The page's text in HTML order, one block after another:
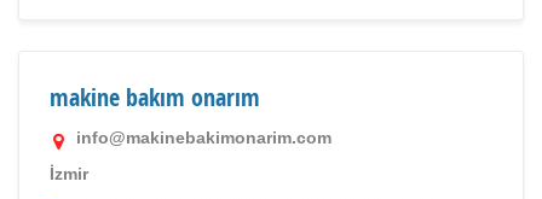
makine bakım onarım
info@makinebakimonarim.com
İzmir